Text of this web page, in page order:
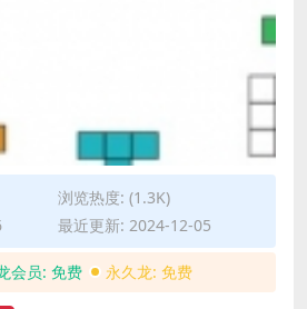
浏览热度: (1.3K)
最近更新: 2024-12-05
会员: 免费 永久龙: 免费